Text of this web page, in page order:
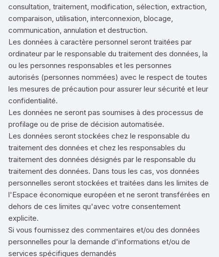
consultation, traitement, modification, sélection, extraction,
comparaison, utilisation, interconnexion, blocage,
communication, annulation et destruction.
Les données à caractère personnel seront traitées par
ordinateur par le responsable du traitement des données, la
ou les personnes responsables et les personnes
autorisés (personnes nommées) avec le respect de toutes
les mesures de précaution pour assurer leur sécurité et leur
confidentialité.
Les données ne seront pas soumises à des processus de
profilage ou de prise de décision automatisée.
Les données seront stockées chez le responsable du
traitement des données et chez les responsables du
traitement des données désignés par le responsable du
traitement des données. Dans tous les cas, vos données
personnelles seront stockées et traitées dans les limites de
l'Espace économique européen et ne seront transférées en
dehors de ces limites qu'avec votre consentement
explicite.
Si vous fournissez des commentaires et/ou des données
personnelles pour la demande d'informations et/ou de
services spécifiques demandés